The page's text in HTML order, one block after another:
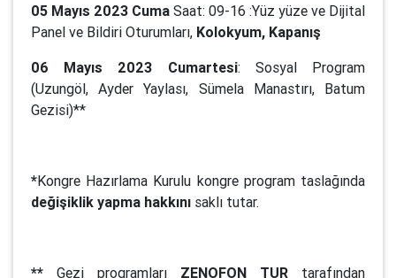
05 Mayıs 2023 Cuma Saat: 09-16 :Yüz yüze ve Dijital
Panel ve Bildiri Oturumları, Kolokyum, Kapanış
06 Mayıs 2023 Cumartesi: Sosyal Program
(Uzungöl, Ayder Yaylası, Sümela Manastırı, Batum
Gezisi)**
*Kongre Hazırlama Kurulu kongre program taslağında
değişiklik yapma hakkını saklı tutar.
** Gezi programları ZENOFON TUR tarafından